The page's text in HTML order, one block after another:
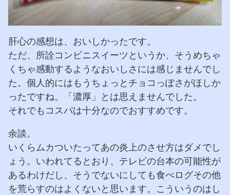
肝心の感想は、おいしかったです。
ただ、所詮コンビニスイーツというか、そうめちゃ
くちゃ感動するようなおいしさには感じませんでし
た。個人的にはもうちょっとチョコっぽさがほしか
ったですね。「濃厚」とは思えませんでした。
それでもコスパは十分なのでおすすめです。
余談。
いくらムカついたってあの炎上のさせ方はダメでし
ょう。いわれてるとおり、テレビの台本の可能性が
あるわけだし、そうでないにしても食べログその他
を荒らすのはよくないと思います。こういうのはし